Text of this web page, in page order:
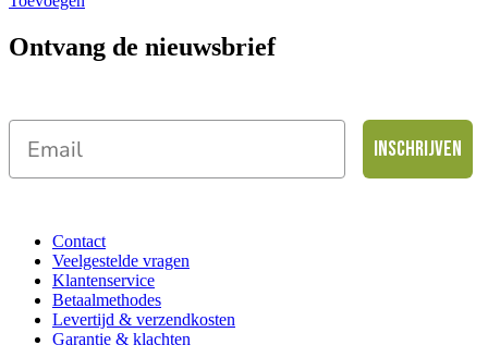
Ontvang de nieuwsbrief
Inschrijven
Contact
Veelgestelde vragen
Klantenservice
Betaalmethodes
Levertijd & verzendkosten
Garantie & klachten